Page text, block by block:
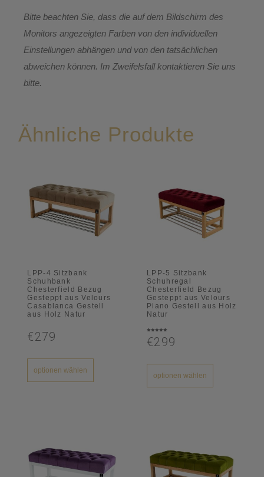
Bitte beachten Sie, dass die auf dem Bildschirm des
Monitors angezeigten Farben von den individuellen
Einstellungen abhängen und von den tatsächlichen
abweichen können. Im Zweifelsfall kontaktieren Sie uns
bitte.
Ähnliche Produkte
LPP-4 Sitzbank
Schuhbank
Chesterfield Bezug
Gesteppt aus Velours
Casablanca Gestell
aus Holz Natur
€279
optionen wählen
LPP-5 Sitzbank
Schuhregal
Chesterfield Bezug
Gesteppt aus Velours
Piano Gestell aus Holz
Natur
mit
5.00
von 5
€299
optionen wählen